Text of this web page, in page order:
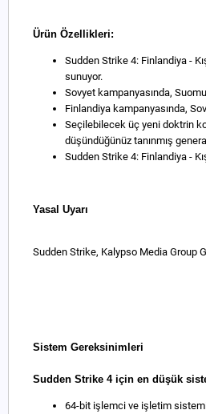
Ürün Özellikleri:
Sudden Strike 4: Finlandiya -
sunuyor.
Sovyet kampanyasında,
Finlandiya kampanyasında,
Seçilebilecek üç yeni doktrin
düşündüğünüz tanınmış
Sudden Strike 4: Finlandiya -
Yasal Uyarı
Sudden Strike, Kalypso Media Group
Sistem Gereksinimleri
Sudden Strike 4 için en düşük
64-bit işlemci ve işletim